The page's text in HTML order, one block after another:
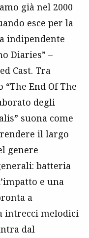
già nel 2000
esce per la
indipendente
Diaries” –
Cast. Tra
End Of The
degli
suona come
il largo
genere
batteria
e una
a
intrecci melodici
dal